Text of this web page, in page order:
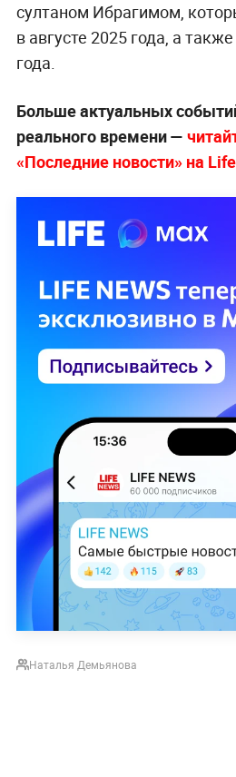
султаном Ибрагимом,
в августе 2025 года, а
года.
Больше актуальных
реального времени —
«Последние новости» на
Наталья Демьянова